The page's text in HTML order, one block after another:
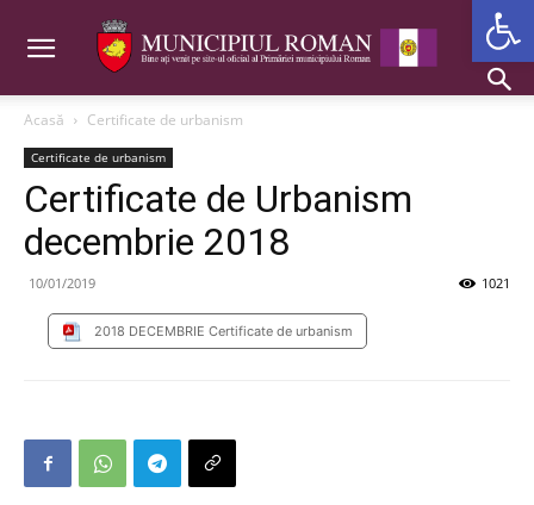
Acasă Certificate de urbanism
Certificate de urbanism
Certificate de Urbanism
decembrie 2018
10/01/2019 1021
2018 DECEMBRIE Certificate de urbanism